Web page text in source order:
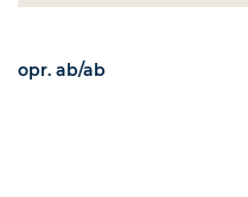
opr. ab/ab